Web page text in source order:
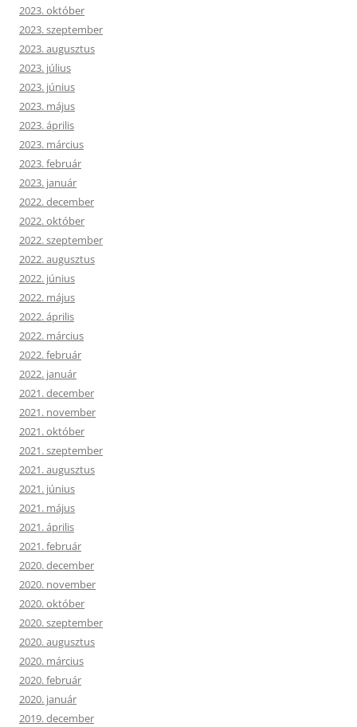
2023. október
2023. szeptember
2023. augusztus
2023. július
2023. június
2023. május
2023. április
2023. március
2023. február
2023. január
2022. december
2022. október
2022. szeptember
2022. augusztus
2022. június
2022. május
2022. április
2022. március
2022. február
2022. január
2021. december
2021. november
2021. október
2021. szeptember
2021. augusztus
2021. június
2021. május
2021. április
2021. február
2020. december
2020. november
2020. október
2020. szeptember
2020. augusztus
2020. március
2020. február
2020. január
2019. december